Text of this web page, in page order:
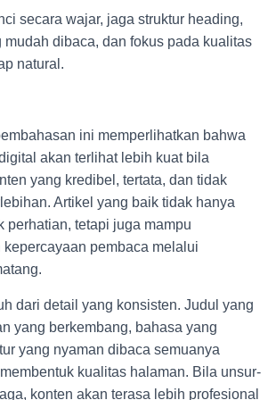
secara wajar, jaga struktur heading,
mudah dibaca, dan fokus pada kualitas
natural.
ini memperlihatkan bahwa
akan terlihat lebih kuat bila
yang kredibel, tertata, dan tidak
Artikel yang baik tidak hanya
perhatian, tetapi juga mampu
kepercayaan pembaca melalui
dari detail yang konsisten. Judul yang
yang berkembang, bahasa yang
yang nyaman dibaca semuanya
kualitas halaman. Bila unsur-
konten akan terasa lebih profesional